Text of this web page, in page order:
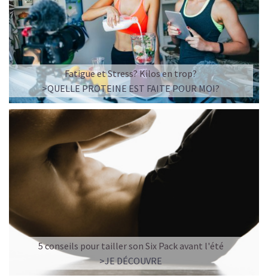
Fatigue et Stress? Kilos en trop?
>QUELLE PROTEINE EST FAITE POUR MOI?
5 conseils pour tailler son Six Pack avant l'été
>JE DÉCOUVRE